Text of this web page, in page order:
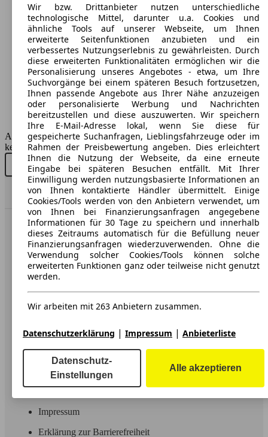
ab 3433 x 1630 x 1423 mm
Leistung:
49 KW (67 PS)
Türen:
3
Sitze:
4
Kofferraum:
168 - 1096 Liter
Anhängelast:
600 kg
AutoScout24 GmbH übernimmt für die Richtigkeit der Angaben
keine Gewähr.
Neu kaufen
Gebraucht kaufen
Nach Oben
AutoScout24: Europaweit der größte Online-Automarkt.
Unternehmen
Über AutoScout24
Presse
Karriere
Werbung
AGB
Impressum
Erklärung zur Barrierefreiheit
Wir bzw. Drittanbieter nutzen unterschiedliche
technologische Mittel, darunter u.a. Cookies und
ähnliche Tools auf unserer Webseite, um Ihnen
erweiterte Seitenfunktionen anzubieten und ein
verbessertes Nutzungserlebnis zu gewährleisten. Durch
diese erweiterten Funktionalitäten ermöglichen wir die
Personalisierung unseres Angebotes - etwa, um Ihre
Suchvorgänge bei einem späteren Besuch fortzusetzen,
Ihnen passende Angebote aus Ihrer Nähe anzuzeigen
oder personalisierte Werbung und Nachrichten
bereitzustellen und diese auszuwerten. Wir speichern
Ihre E-Mail-Adresse lokal, wenn Sie diese für
gespeicherte Suchanfragen, Lieblingsfahrzeuge oder im
Rahmen der Preisbewertung angeben. Dies erleichtert
Ihnen die Nutzung der Webseite, da eine erneute
Eingabe bei späteren Besuchen entfällt. Mit Ihrer
Einwilligung werden nutzungsbasierte Informationen an
von Ihnen kontaktierte Händler übermittelt. Einige
Cookies/Tools werden von den Anbietern verwendet, um
von Ihnen bei Finanzierungsanfragen angegebene
Informationen für 30 Tage zu speichern und innerhalb
dieses Zeitraums automatisch für die Befüllung neuer
Finanzierungsanfragen wiederzuverwenden. Ohne die
Verwendung solcher Cookies/Tools können solche
erweiterten Funktionen ganz oder teilweise nicht genutzt
werden.
Wir arbeiten mit 263 Anbietern zusammen.
Datenschutzerklärung | Impressum | Anbieterliste
Datenschutz-
Einstellungen
Alle akzeptieren